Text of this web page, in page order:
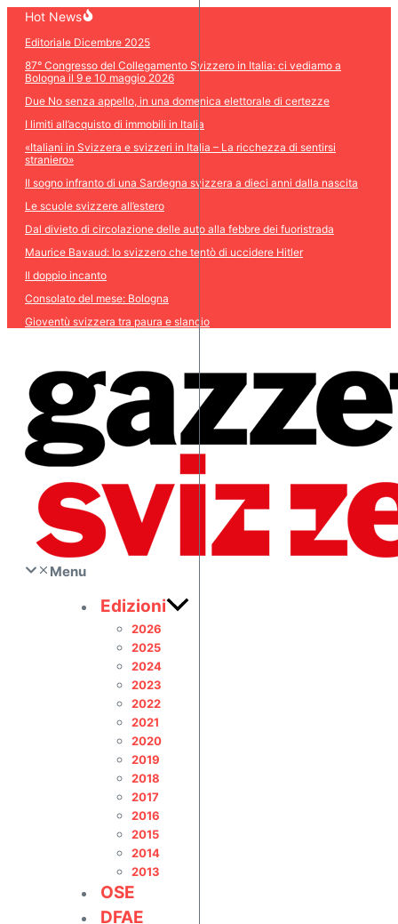
Salta
contenuto
Hot News
Editoriale Dicembre 2025
87° Congresso del Collegamento Svizzero in Italia: ci vediamo a
Bologna il 9 e 10 maggio 2026
Due No senza appello, in una domenica elettorale di certezze
I limiti all’acquisto di immobili in Italia
«Italiani in Svizzera e svizzeri in Italia – La ricchezza di sentirsi
straniero»
Il sogno infranto di una Sardegna svizzera a dieci anni dalla nascita
Le scuole svizzere all’estero
Dal divieto di circolazione delle auto alla febbre dei fuoristrada
Maurice Bavaud: lo svizzero che tentò di uccidere Hitler
Il doppio incanto
Consolato del mese: Bologna
Gioventù svizzera tra paura e slancio
Menu
Edizioni
2026
2025
2024
2023
2022
2021
2020
2019
2018
2017
2016
2015
2014
2013
OSE
DFAE